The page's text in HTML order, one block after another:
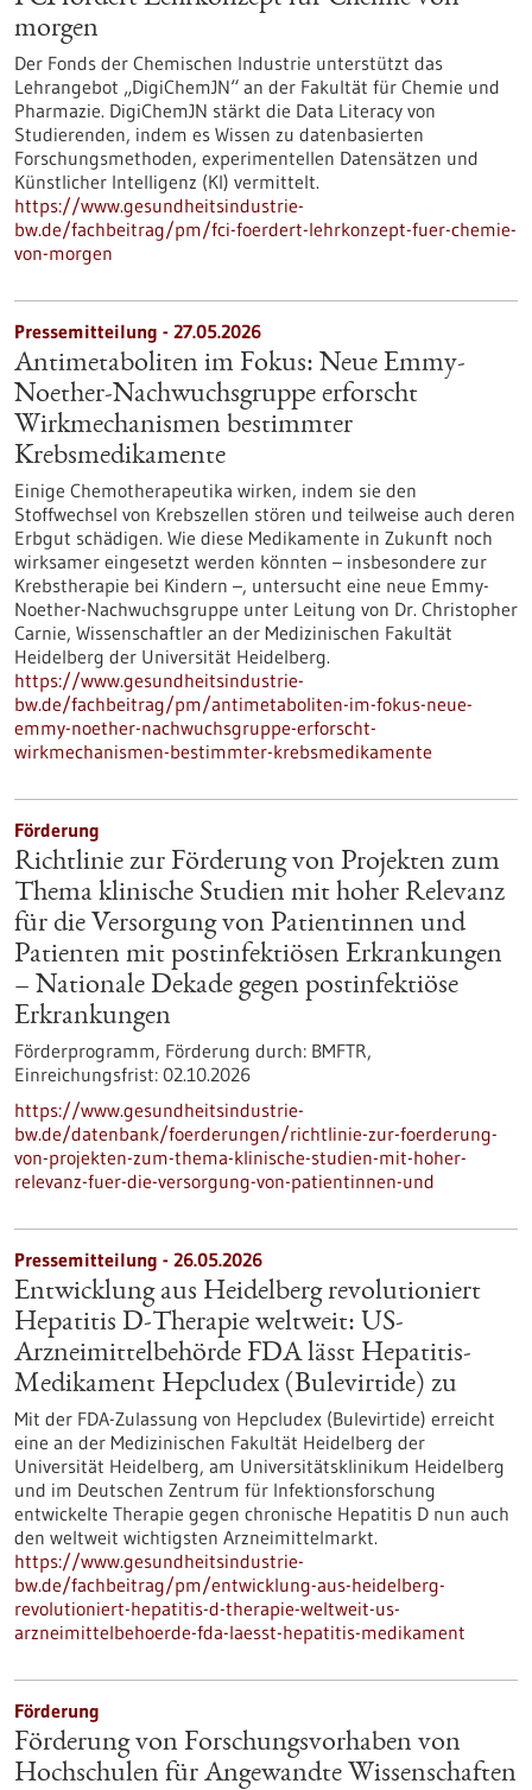
morgen
Der Fonds der Chemischen Industrie unterstützt das
Lehrangebot „DigiChemJN“ an der Fakultät für Chemie und
Pharmazie. DigiChemJN stärkt die Data Literacy von
Studierenden, indem es Wissen zu datenbasierten
Forschungsmethoden, experimentellen Datensätzen und
Künstlicher Intelligenz (KI) vermittelt.
https://www.gesundheitsindustrie-
bw.de/fachbeitrag/pm/fci-foerdert-lehrkonzept-fuer-chemie-
von-morgen
Pressemitteilung - 27.05.2026
Antimetaboliten im Fokus: Neue Emmy-
Noether-Nachwuchsgruppe erforscht
Wirkmechanismen bestimmter
Krebsmedikamente
Einige Chemotherapeutika wirken, indem sie den
Stoffwechsel von Krebszellen stören und teilweise auch deren
Erbgut schädigen. Wie diese Medikamente in Zukunft noch
wirksamer eingesetzt werden könnten – insbesondere zur
Krebstherapie bei Kindern –, untersucht eine neue Emmy-
Noether-Nachwuchsgruppe unter Leitung von Dr. Christopher
Carnie, Wissenschaftler an der Medizinischen Fakultät
Heidelberg der Universität Heidelberg.
https://www.gesundheitsindustrie-
bw.de/fachbeitrag/pm/antimetaboliten-im-fokus-neue-
emmy-noether-nachwuchsgruppe-erforscht-
wirkmechanismen-bestimmter-krebsmedikamente
Förderung
Richtlinie zur Förderung von Projekten zum
Thema klinische Studien mit hoher Relevanz
für die Versorgung von Patientinnen und
Patienten mit postinfektiösen Erkrankungen
– Nationale Dekade gegen postinfektiöse
Erkrankungen
Förderprogramm, Förderung durch: BMFTR,
Einreichungsfrist: 02.10.2026
https://www.gesundheitsindustrie-
bw.de/datenbank/foerderungen/richtlinie-zur-foerderung-
von-projekten-zum-thema-klinische-studien-mit-hoher-
relevanz-fuer-die-versorgung-von-patientinnen-und
Pressemitteilung - 26.05.2026
Entwicklung aus Heidelberg revolutioniert
Hepatitis D-Therapie weltweit: US-
Arzneimittelbehörde FDA lässt Hepatitis-
Medikament Hepcludex (Bulevirtide) zu
Mit der FDA-Zulassung von Hepcludex (Bulevirtide) erreicht
eine an der Medizinischen Fakultät Heidelberg der
Universität Heidelberg, am Universitätsklinikum Heidelberg
und im Deutschen Zentrum für Infektionsforschung
entwickelte Therapie gegen chronische Hepatitis D nun auch
den weltweit wichtigsten Arzneimittelmarkt.
https://www.gesundheitsindustrie-
bw.de/fachbeitrag/pm/entwicklung-aus-heidelberg-
revolutioniert-hepatitis-d-therapie-weltweit-us-
arzneimittelbehoerde-fda-laesst-hepatitis-medikament
Förderung
Förderung von Forschungsvorhaben von
Hochschulen für Angewandte Wissenschaften